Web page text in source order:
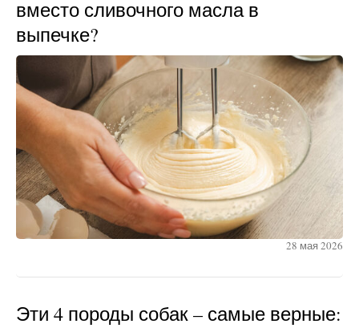
вместо сливочного масла в
выпечке?
28 мая 2026
Эти 4 породы собак – самые верные: